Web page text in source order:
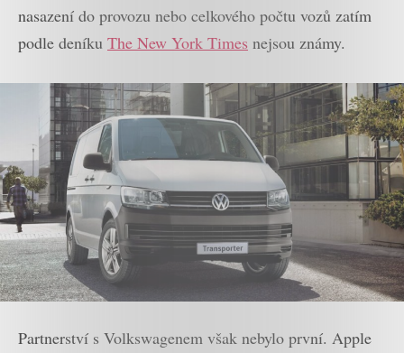
nasazení do provozu nebo celkového počtu vozů zatím
podle deníku The New York Times nejsou známy.
Partnerství s Volkswagenem však nebylo první. Apple